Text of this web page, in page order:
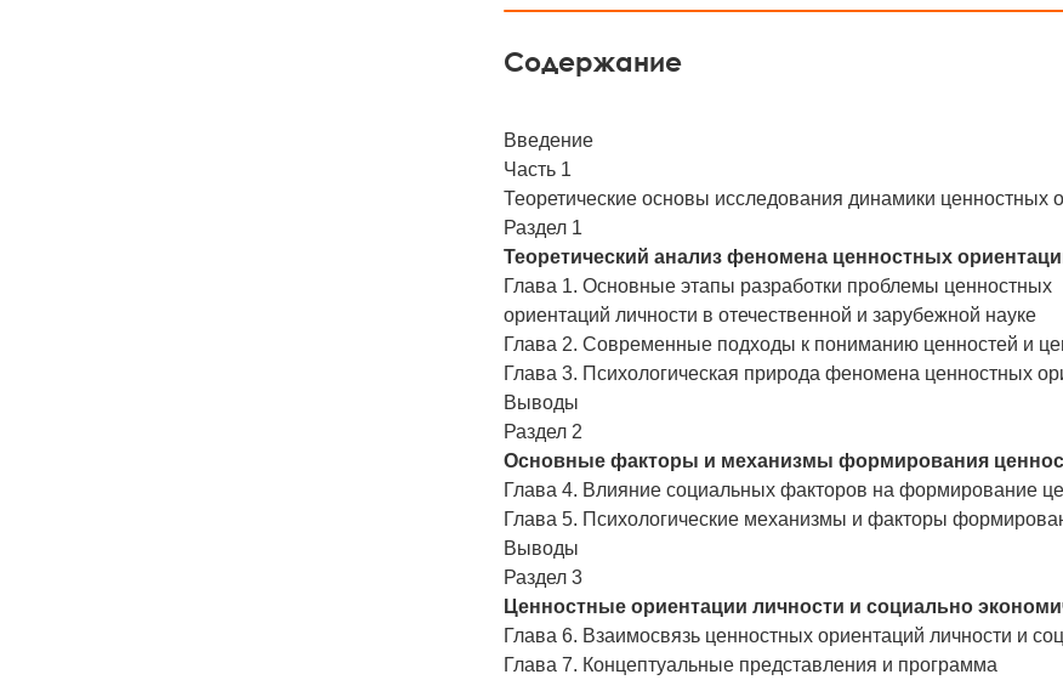
Содержание
Введение
Часть 1
Теоретические основы исследования динамики ценностных
Раздел 1
Теоретический анализ феномена ценностных
Глава 1. Основные этапы разработки проблемы ценностных
ориентаций личности в отечественной и зарубежной науке
Глава 2. Современные подходы к пониманию ценностей и
Глава 3. Психологическая природа феномена ценностных
Выводы
Раздел 2
Основные факторы и механизмы формирования
Глава 4. Влияние социальных факторов на формирование
Глава 5. Психологические механизмы и факторы
Выводы
Раздел 3
Ценностные ориентации личности и социально
Глава 6. Взаимосвязь ценностных ориентаций личности и
Глава 7. Концептуальные представления и программа